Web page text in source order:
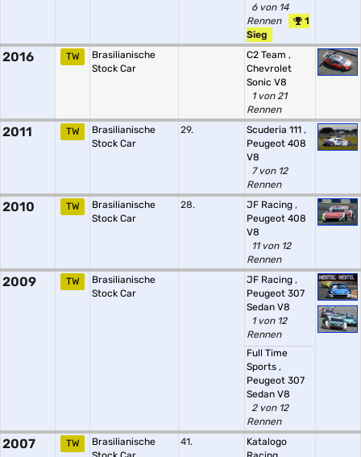
6 von 14
Rennen
1
Sieg
2016 TW
Brasilianische
Stock Car
C2 Team ,
Chevrolet
Sonic V8
1 von 21
Rennen
2011 TW
Brasilianische
Stock Car
29. Scuderia 111 ,
Peugeot 408
V8
7 von 12
Rennen
2010 TW
Brasilianische
Stock Car
28. JF Racing ,
Peugeot 408
V8
11 von 12
Rennen
2009 TW
Brasilianische
Stock Car
JF Racing ,
Peugeot 307
Sedan V8
1 von 12
Rennen
Full Time
Sports ,
Peugeot 307
Sedan V8
2 von 12
Rennen
2007 TW
Brasilianische
41.
Katalogo